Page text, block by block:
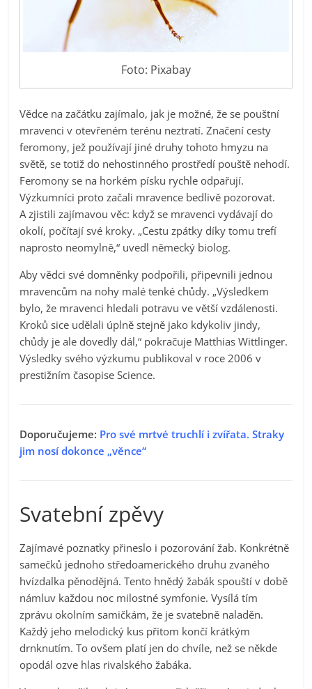
Foto: Pixabay
Vědce na začátku zajímalo, jak je možné, že se pouštní
mravenci v otevřeném terénu neztratí. Značení cesty
feromony, jež používají jiné druhy tohoto hmyzu na
světě, se totiž do nehostinného prostředí pouště nehodí.
Feromony se na horkém písku rychle odpařují.
Výzkumníci proto začali mravence bedlivě pozorovat.
A zjistili zajímavou věc: když se mravenci vydávají do
okolí, počítají své kroky. „Cestu zpátky díky tomu trefí
naprosto neomylně,“ uvedl německý biolog.
Aby vědci své domněnky podpořili, připevnili jednou
mravencům na nohy malé tenké chůdy. „Výsledkem
bylo, že mravenci hledali potravu ve větší vzdálenosti.
Kroků sice udělali úplně stejně jako kdykoliv jindy,
chůdy je ale dovedly dál,“ pokračuje Matthias Wittlinger.
Výsledky svého výzkumu publikoval v roce 2006 v
prestižním časopise Science.
Doporučujeme: Pro své mrtvé truchlí i zvířata. Straky
jim nosí dokonce „věnce“
Svatební zpěvy
Zajímavé poznatky přineslo i pozorování žab. Konkrétně
samečků jednoho středoamerického druhu zvaného
hvízdalka pěnodějná. Tento hnědý žabák spouští v době
námluv každou noc milostné symfonie. Vysílá tím
zprávu okolním samičkám, že je svatebně naladěn.
Každý jeho melodický kus přitom končí krátkým
drnknutím. To ovšem platí jen do chvíle, než se někde
opodál ozve hlas rivalského žabáka.